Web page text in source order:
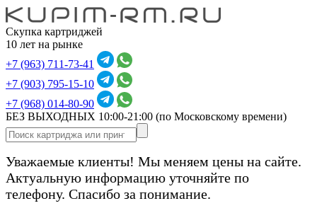
Скупка картриджей
10 лет на рынке
+7 (963) 711-73-41
+7 (903) 795-15-10
+7 (968) 014-80-90
БЕЗ ВЫХОДНЫХ 10:00-21:00 (по Московскому времени)
Уважаемые клиенты! Мы меняем цены на сайте.
Актуальную информацию уточняйте по
телефону. Спасибо за понимание.